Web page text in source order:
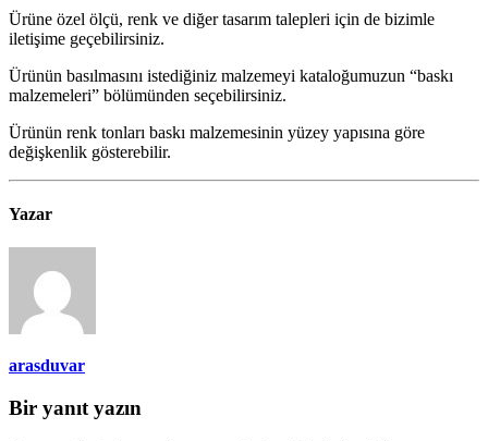
Ürüne özel ölçü, renk ve diğer tasarım talepleri için de bizimle
iletişime geçebilirsiniz.
Ürünün basılmasını istediğiniz malzemeyi kataloğumuzun “baskı
malzemeleri” bölümünden seçebilirsiniz.
Ürünün renk tonları baskı malzemesinin yüzey yapısına göre
değişkenlik gösterebilir.
Yazar
arasduvar
Bir yanıt yazın